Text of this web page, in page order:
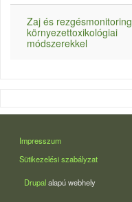
Zaj és rezgésmonitoring
környezettoxikológiai
módszerekkel
LÁBLÉC
Impresszum
Sütikezelési szabályzat
Drupalalapú webhely